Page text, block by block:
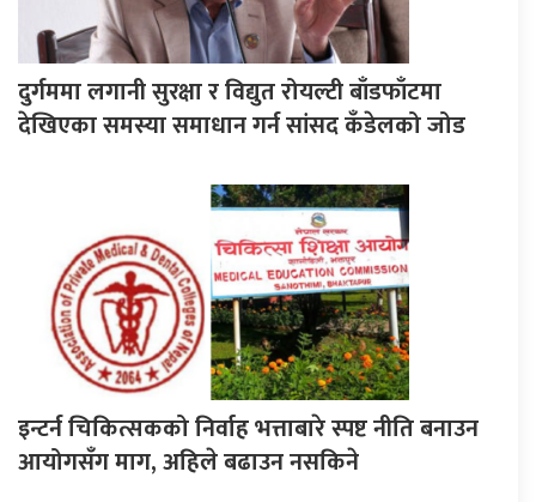
दुर्गममा लगानी सुरक्षा र विद्युत रोयल्टी बाँडफाँटमा
देखिएका समस्या समाधान गर्न सांसद कँडेलको जोड
इन्टर्न चिकित्सकको निर्वाह भत्ताबारे स्पष्ट नीति बनाउन
आयोगसँग माग, अहिले बढाउन नसकिने